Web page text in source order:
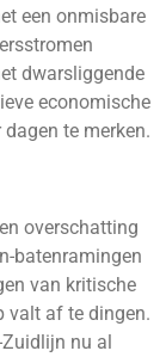
een onmisbare
dwarsliggende
economische
te merken.
overschatting
batenramingen
van kritische
valt af te dingen.
nu al